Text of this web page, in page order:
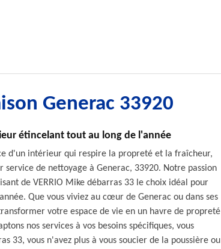
Generac 33920
étincelant tout au long de l'année
d'un intérieur qui respire la propreté et la fraîcheur,
de nettoyage à Generac, 33920. Notre passion
de VERRIO Mike débarras 33 le choix idéal pour
Que vous viviez au cœur de Generac ou dans ses
votre espace de vie en un havre de propreté
nos services à vos besoins spécifiques, vous
33, vous n'avez plus à vous soucier de la poussière ou